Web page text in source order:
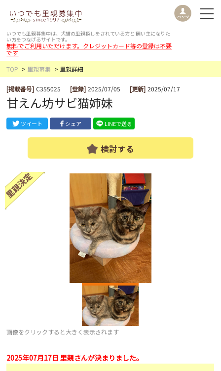
いつでも里親募集中は、犬猫の里親探しをされている方と 飼い主になりた
い方をつなげるサイトです。
無料でご利用いただけます。クレジットカード等の登録は不要
です
TOP
里親募集 里親詳細
[掲載番号] C355025 [登録] 2025/07/05 [更新] 2025/07/17
甘えん坊サビ猫姉妹
ツイート シェア LINEで送る
検討する
画像をクリックすると大きく表示されます
2025年07月17日 里親さんが決まりました。